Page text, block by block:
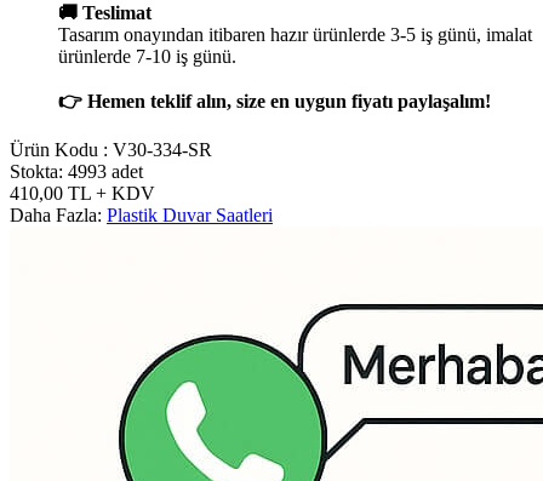
🚚 Teslimat
Tasarım onayından itibaren hazır ürünlerde 3-5 iş günü, imalat
ürünlerde 7-10 iş günü.
👉 Hemen teklif alın, size en uygun fiyatı paylaşalım!
Ürün Kodu : V30-334-SR
Stokta: 4993 adet
410,00 TL + KDV
Daha Fazla: Plastik Duvar Saatleri